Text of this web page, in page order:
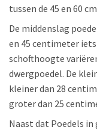
tussen de 45 en 60
De middenslag
en 45 centimeter
schofthoogte
dwergpoedel. De
kleiner dan 28
groter dan 25
Naast dat Poedels